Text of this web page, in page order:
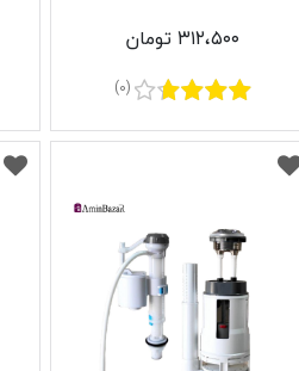
۳۱۲،۵۰۰ تومان
(0)